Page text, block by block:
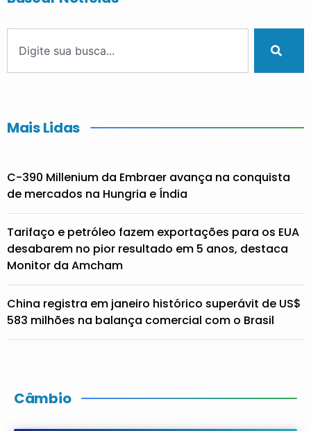
Mais Lidas
C-390 Millenium da Embraer avança na conquista
de mercados na Hungria e Índia
Tarifaço e petróleo fazem exportações para os EUA
desabarem no pior resultado em 5 anos, destaca
Monitor da Amcham
China registra em janeiro histórico superávit de US$
583 milhões na balança comercial com o Brasil
Câmbio